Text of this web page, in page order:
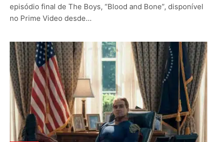
episódio final de The Boys, “Blood and Bone”, disponível
no Prime Video desde…